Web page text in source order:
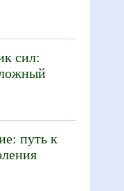
сил:
путь к